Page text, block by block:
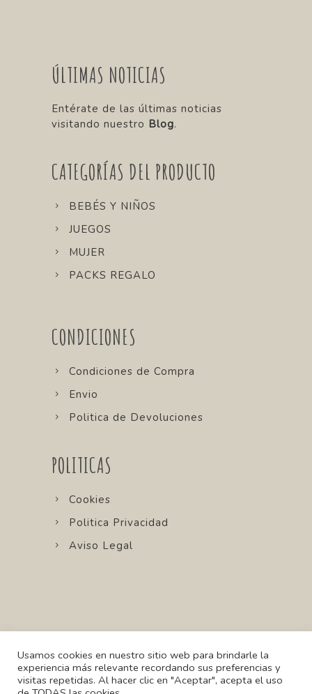
ÚLTIMAS NOTICIAS
Entérate de las últimas noticias
visitando nuestro Blog.
CATEGORÍAS DEL PRODUCTO
BEBÉS Y NIÑOS
JUEGOS
MUJER
PACKS REGALO
CONDICIONES
Condiciones de Compra
Envio
Politica de Devoluciones
POLITICAS
Cookies
Politica Privacidad
Aviso Legal
Copyright MIAU 2021. All Rights
Usamos cookies en nuestro sitio web para brindarle la
experiencia más relevante recordando sus preferencias y
visitas repetidas. Al hacer clic en "Aceptar", acepta el uso